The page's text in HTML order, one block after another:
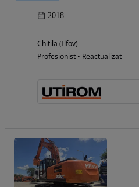
2018
Chitila (Ilfov)
Profesionist • Reactualizat